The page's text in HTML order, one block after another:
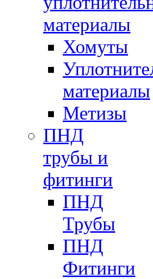
материалы
Хомуты
материалы
Метизы
ПНД
трубы и
фитинги
ПНД
Трубы
ПНД
Фитинги